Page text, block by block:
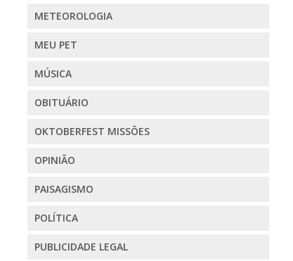
METEOROLOGIA
MEU PET
MÚSICA
OBITUÁRIO
OKTOBERFEST MISSÕES
OPINIÃO
PAISAGISMO
POLÍTICA
PUBLICIDADE LEGAL